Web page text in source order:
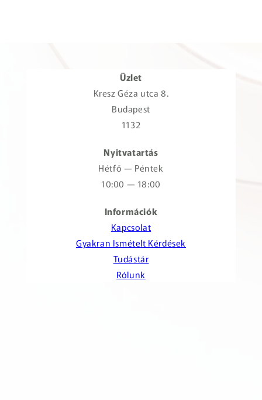
Üzlet
Kresz Géza utca 8.
Budapest
1132
Nyitvatartás
Hétfő — Péntek
10:00 — 18:00
Információk
Kapcsolat
Gyakran Ismételt Kérdések
Tudástár
Rólunk